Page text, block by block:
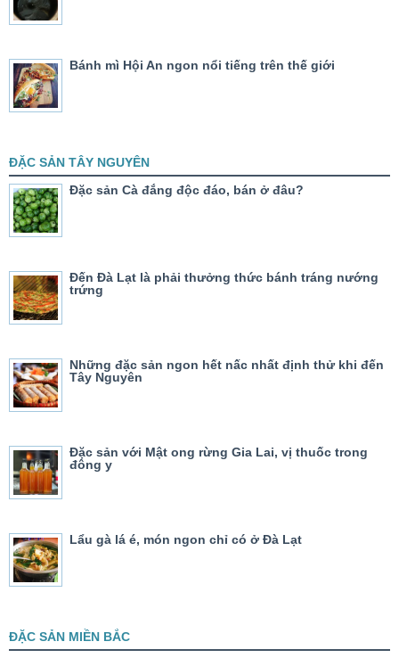
Bánh mì Hội An ngon nổi tiếng trên thế giới
ĐẶC SẢN TÂY NGUYÊN
Đặc sản Cà đắng độc đáo, bán ở đâu?
Đến Đà Lạt là phải thưởng thức bánh tráng nướng
trứng
Những đặc sản ngon hết nấc nhất định thử khi đến
Tây Nguyên
Đặc sản với Mật ong rừng Gia Lai, vị thuốc trong
đông y
Lẩu gà lá é, món ngon chỉ có ở Đà Lạt
ĐẶC SẢN MIỀN BẮC